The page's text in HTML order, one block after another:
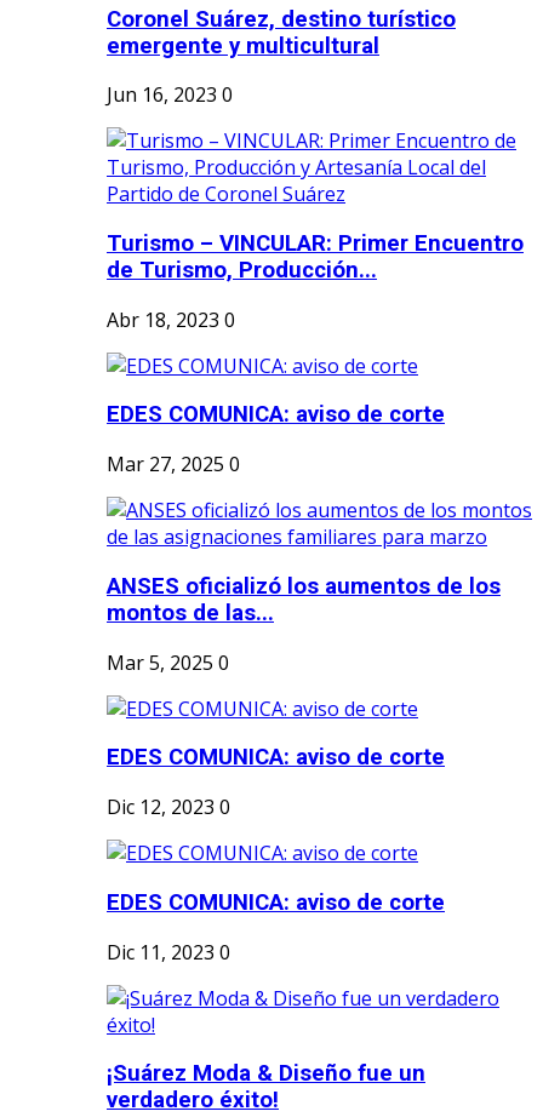
Coronel Suárez, destino turístico
emergente y multicultural
Jun 16, 2023 0
Turismo – VINCULAR: Primer Encuentro
de Turismo, Producción...
Abr 18, 2023 0
EDES COMUNICA: aviso de corte
Mar 27, 2025 0
ANSES oficializó los aumentos de los
montos de las...
Mar 5, 2025 0
EDES COMUNICA: aviso de corte
Dic 12, 2023 0
EDES COMUNICA: aviso de corte
Dic 11, 2023 0
¡Suárez Moda & Diseño fue un
verdadero éxito!